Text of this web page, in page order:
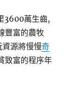
3600萬生齒,
豐富的農牧
資源將慢慢奇
致富的程序年